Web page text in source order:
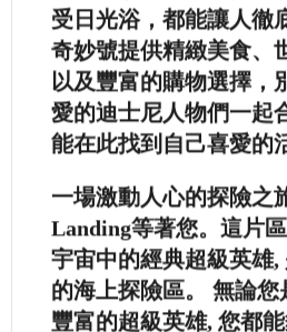
受日光浴，都能讓人徹
奇妙號提供精緻美食、
以及豐富的購物選擇，
愛的迪士尼人物們一起
能在此找到自己喜愛的
一場激動人心的探險之
Landing等著您。這片
宇宙中的經典超級英雄,
的海上探險區。 無論
豐富的超級英雄, 您都